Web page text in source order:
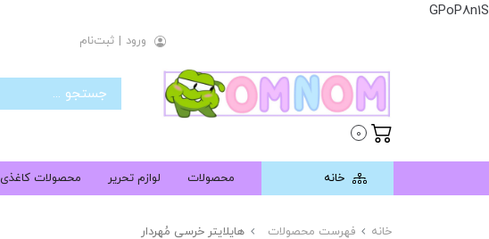
GPoP8n1S
ورود | ثبت‌نام
0
خانه محصولات لوازم تحریر محصولات کاغذی
خانه فهرست محصولات هایلایتر خرسی مُهردار